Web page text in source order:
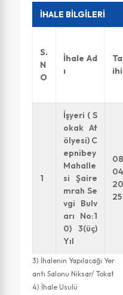
İHALE BİLGİLERİ
S.
N
O
İhale Ad
ı
ihi
1
İşyeri ( S
okak At
ölyesi) C
epnibey
Mahalle
si Şaire
mrah Se
vgi Bulv
arı No:1
0) 3(üç)
Yıl
20
25
3) İhalenin Yapılacağı
antı Salonu Niksar/ Tokat
4) İhale Usulü :2886